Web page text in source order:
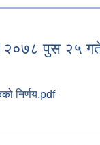
२०७८ पुस २५
निर्णय.pdf